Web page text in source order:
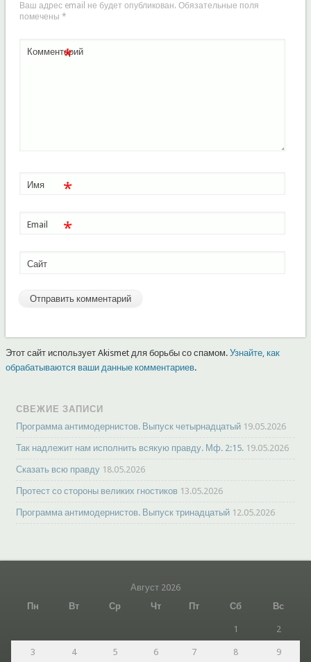
Ваш адрес email не будет опубликован. Обязательные поля
помечены *
Комментарий
*
Имя *
Email *
Сайт
Этот сайт использует Akismet для борьбы со спамом. Узнайте, как
обрабатываются ваши данные комментариев.
СВЕЖИЕ ЗАПИСИ
Программа антимодернистов. Выпуск четырнадцатый 19.05.2026
Так надлежит нам исполнить всякую правду. Мф. 2:15. 19.05.2026
Сказать всю правду 18.05.2026
Протест со стороны великих гностиков 13.05.2026
Программа антимодернистов. Выпуск тринадцатый 12.05.2026
Август 2026
Пн
Вт Ср Чт Пт Сб Вс
1 2
3 4 5 6 7 8 9